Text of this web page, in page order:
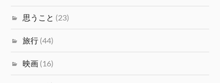
思うこと (23)
旅行 (44)
映画 (16)